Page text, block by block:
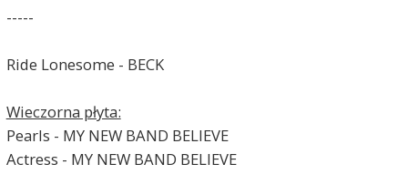
-----
Ride Lonesome - BECK
Wieczorna płyta:
Pearls - MY NEW BAND BELIEVE
Actress - MY NEW BAND BELIEVE